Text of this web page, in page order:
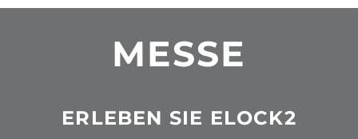
MESSE
ERLEBEN SIE ELOCK2